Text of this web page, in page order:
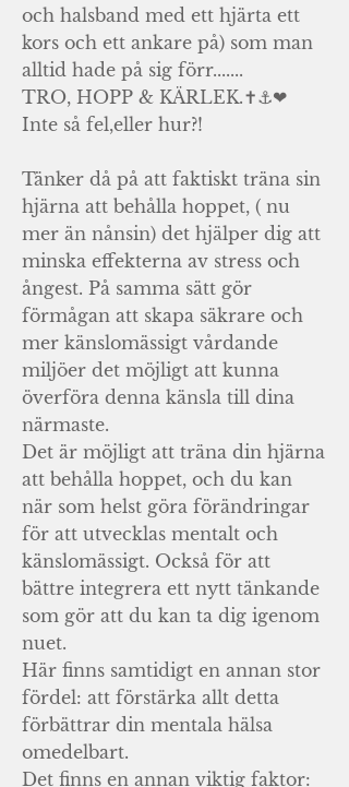
och halsband med ett hjärta ett
kors och ett ankare på) som man
alltid hade på sig förr.......
TRO, HOPP & KÄRLEK.✝️⚓❤
Inte så fel,eller hur?!
Tänker då på att faktiskt träna sin
hjärna att behålla hoppet, ( nu
mer än nånsin) det hjälper dig att
minska effekterna av stress och
ångest. På samma sätt gör
förmågan att skapa säkrare och
mer känslomässigt vårdande
miljöer det möjligt att kunna
överföra denna känsla till dina
närmaste.
Det är möjligt att träna din hjärna
att behålla hoppet, och du kan
när som helst göra förändringar
för att utvecklas mentalt och
känslomässigt. Också för att
bättre integrera ett nytt tänkande
som gör att du kan ta dig igenom
nuet.
Här finns samtidigt en annan stor
fördel: att förstärka allt detta
förbättrar din mentala hälsa
omedelbart.
Det finns en annan viktig faktor: